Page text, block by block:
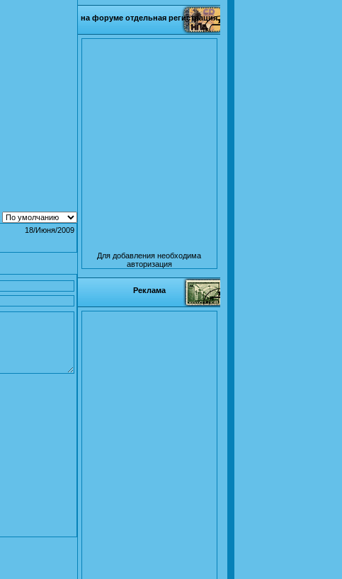
18/Июня/2009
на форуме отдельная регистрация
Для добавления необходима
авторизация
Реклама